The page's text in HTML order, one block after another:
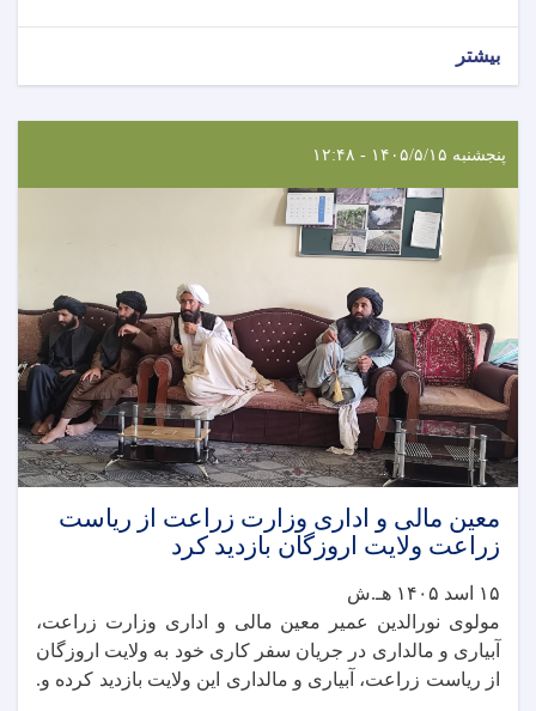
بیشتر
پنجشنبه ۱۴۰۵/۵/۱۵ - ۱۲:۴۸
معین مالی و اداری وزارت زراعت از ریاست
زراعت ولایت اروزگان بازدید کرد
۱۵ اسد ۱۴۰۵ هـ.ش
مولوی نورالدین عمیر معین مالی و اداری وزارت زراعت،
آبیاری و مالداری در جریان سفر کاری خود به ولایت اروزگان
از ریاست زراعت، آبیاری و مالداری این ولایت بازدید کرده و.